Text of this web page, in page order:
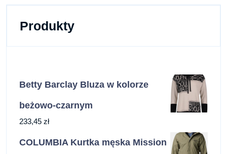
Produkty
Betty Barclay Bluza w kolorze
beżowo-czarnym
233,45 zł
COLUMBIA Kurtka męska Mission